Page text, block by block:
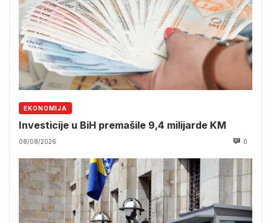
EKONOMIJA
Investicije u BiH premašile 9,4 milijarde KM
08/08/2026 0